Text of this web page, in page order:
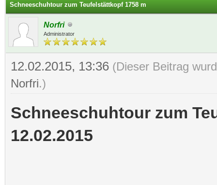
Schneeschuhtour zum Teufelstättkopf 1758 m
Norfri
Administrator
12.02.2015, 13:36 (Dieser Beitrag
Norfri.)
Schneeschuhtour zum
12.02.2015